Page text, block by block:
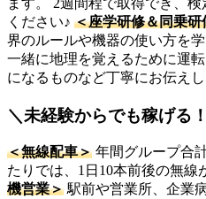
ください♪ ＜座学研修＆同乗研
界のルールや機器の使い方を
一緒に地理を覚えるために運
になるものなど丁寧にお伝え
＼未経験からでも稼げる
＜無線配車＞ 年間グループ合
たりでは、1日10本前後の無線
機営業＞ 駅前や営業所、企業